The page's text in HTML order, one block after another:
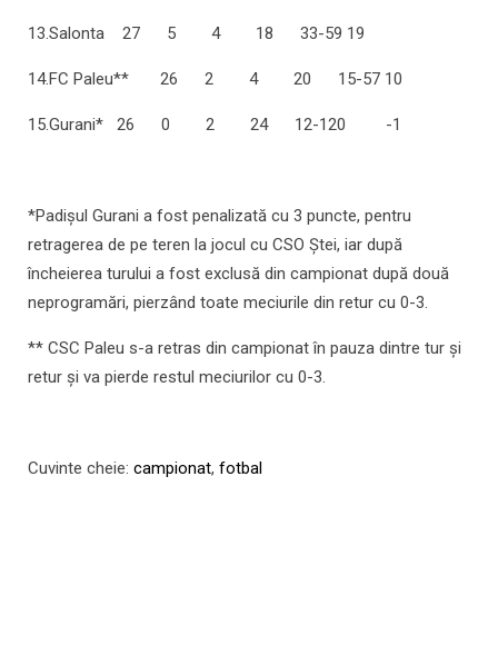
13.Salonta 27 5 4 18 33-59 19
14.FC Paleu** 26 2 4 20 15-57 10
15.Gurani* 26 0 2 24 12-120 -1
*Padişul Gurani a fost penalizată cu 3 puncte, pentru
retragerea de pe teren la jocul cu CSO Ştei, iar după
încheierea turului a fost exclusă din campionat după două
neprogramări, pierzând toate meciurile din retur cu 0-3.
** CSC Paleu s-a retras din campionat în pauza dintre tur şi
retur şi va pierde restul meciurilor cu 0-3.
Cuvinte cheie: campionat, fotbal